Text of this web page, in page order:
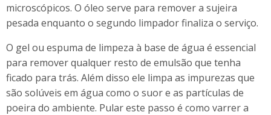
microscópicos. O óleo serve para remover a sujeira
pesada enquanto o segundo limpador finaliza o serviço.
O gel ou espuma de limpeza à base de água é essencial
para remover qualquer resto de emulsão que tenha
ficado para trás. Além disso ele limpa as impurezas que
são solúveis em água como o suor e as partículas de
poeira do ambiente. Pular este passo é como varrer a